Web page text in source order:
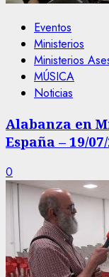
Eventos
Ministerios
Ministerios
MÚSICA
Noticias
Alabanza en
España – 19/
0